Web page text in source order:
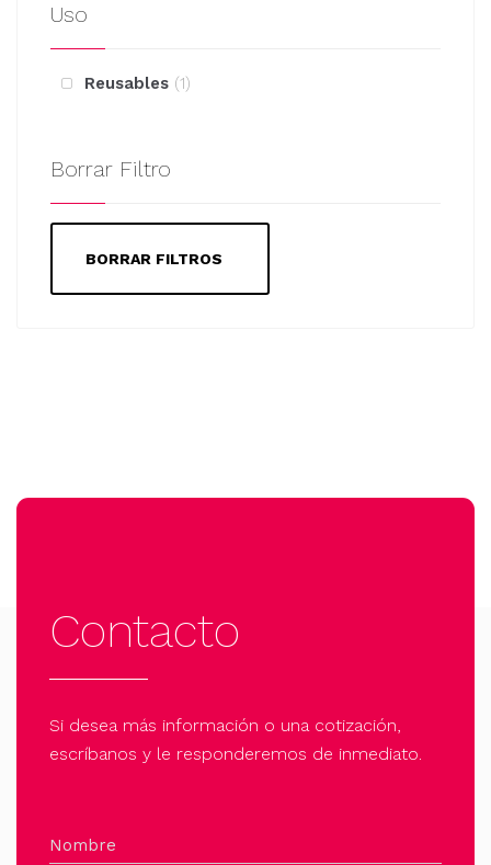
Uso
Reusables 1
Borrar Filtro
BORRAR FILTROS
Contacto
Si desea más información o una cotización,
escríbanos y le responderemos de inmediato.
Nombre